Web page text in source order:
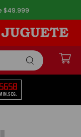
$49.999
57
SEG.